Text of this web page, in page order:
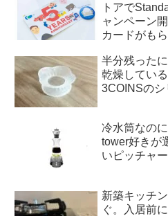
トアで
ャンペーン
カードがも
半分残った
乾燥してい
3COINSの
冷水筒なの
tower好きが
いピッチャー
新築キッチ
ぐ。入居前